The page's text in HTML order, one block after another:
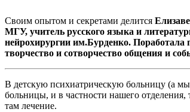
Своим опытом и секретами делится
МГУ, учитель русского языка и
нейрохирургии им.Бурденко.
творчество и сотворчество общения и
В детскую психиатрическую больницу (а
больницы, и в частности нашего отделения,
там лечение.